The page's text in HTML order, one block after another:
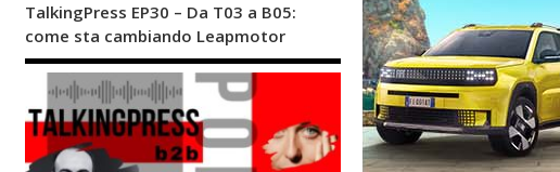
TalkingPress EP30 – Da T03 a B05:
come sta cambiando Leapmotor